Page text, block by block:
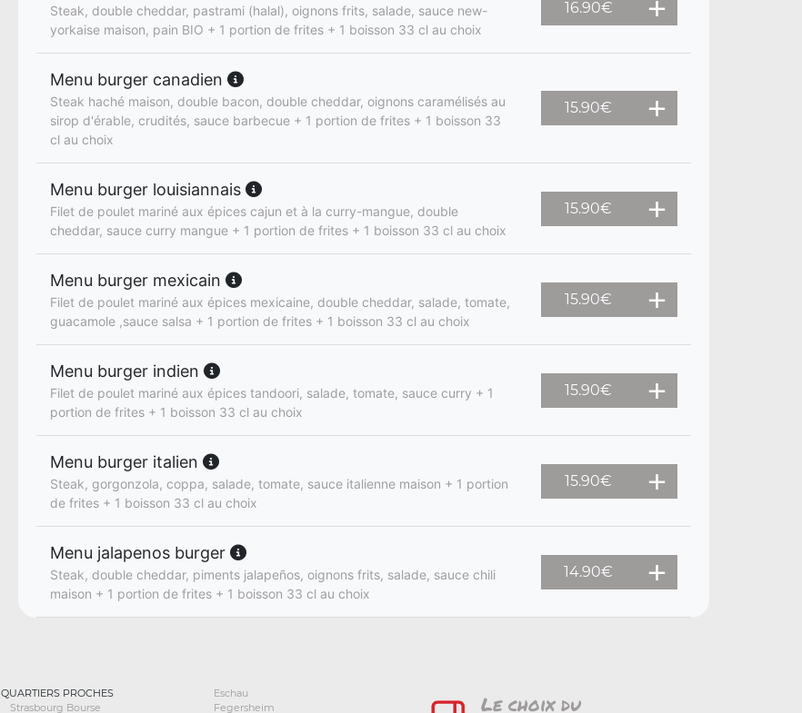
Steak, double cheddar, pastrami (halal), oignons frits, salade, sauce new-
yorkaise maison, pain BIO + 1 portion de frites + 1 boisson 33 cl au choix
16.90€
Menu burger canadien
Steak haché maison, double bacon, double cheddar, oignons caramélisés au
sirop d'érable, crudités, sauce barbecue + 1 portion de frites + 1 boisson 33
cl au choix
15.90€
Menu burger louisiannais
Filet de poulet mariné aux épices cajun et à la curry-mangue, double
cheddar, sauce curry mangue + 1 portion de frites + 1 boisson 33 cl au choix
15.90€
Menu burger mexicain
Filet de poulet mariné aux épices mexicaine, double cheddar, salade, tomate,
guacamole ,sauce salsa + 1 portion de frites + 1 boisson 33 cl au choix
15.90€
Menu burger indien
Filet de poulet mariné aux épices tandoori, salade, tomate, sauce curry + 1
portion de frites + 1 boisson 33 cl au choix
15.90€
Menu burger italien
Steak, gorgonzola, coppa, salade, tomate, sauce italienne maison + 1 portion
de frites + 1 boisson 33 cl au choix
15.90€
Menu jalapenos burger
Steak, double cheddar, piments jalapeños, oignons frits, salade, sauce chili
maison + 1 portion de frites + 1 boisson 33 cl au choix
14.90€
QUARTIERS PROCHES
Strasbourg Bourse
Eschau
Fegersheim
Le choix du